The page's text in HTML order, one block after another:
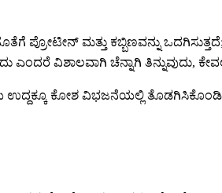
ಮತ್ತು ಕಬ್ಬಿಣವನ್ನು ಒದಗಿಸುತ್ತದೆ;
ವಿಶಾಲವಾಗಿ ಚೆನ್ನಾಗಿ ತಿನ್ನುವುದು,
ಉದ್ದಕ್ಕೂ ಕೋಶ ವಿಭಜನೆಯಲ್ಲಿ